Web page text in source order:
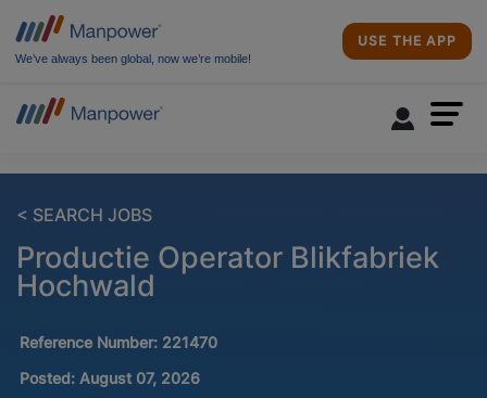
We’ve always been global, now we’re mobile!
USE THE APP
< SEARCH JOBS
Productie Operator Blikfabriek
Hochwald
Reference Number: 221470
Posted: August 07, 2026